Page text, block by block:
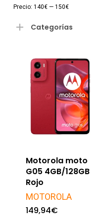
Precio: 140€— 150€
Categorías
Motorola moto
G05 4GB/128GB
Rojo
MOTOROLA
149,94€